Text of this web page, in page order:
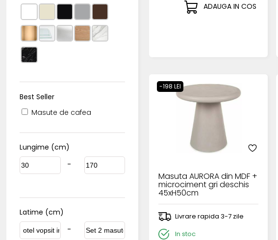
Best Seller
Masute de cafea
Lungime (cm)
-
Latime (cm)
-
ADAUGA IN COS
-198 LEI
Masuta AURORA din MDF +
microciment gri deschis
45xH50cm
Livrare rapida 3-7 zile
In stoc